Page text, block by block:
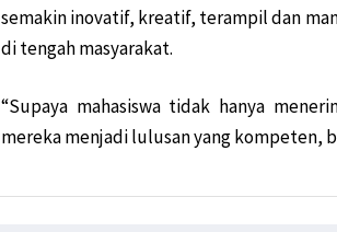
semakin inovatif, kreatif, terampil dan
di tengah masyarakat.
“Supaya mahasiswa tidak hanya
mereka menjadi lulusan yang kompeten,